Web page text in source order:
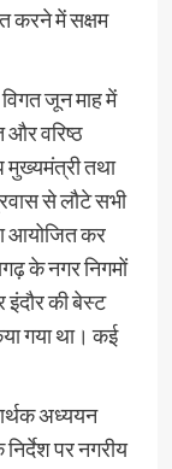
करने में सक्षम
जून माह में
और वरिष्ठ
तथा
से लौटे सभी
आयोजित कर
के नगर निगमों
की बेस्ट
गया था। कई
अध्ययन
पर नगरीय